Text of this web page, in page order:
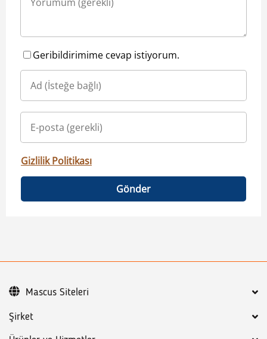
Geribildirimime cevap istiyorum.
Gizlilik Politikası
Gönder
Şirket
Mascus Siteleri